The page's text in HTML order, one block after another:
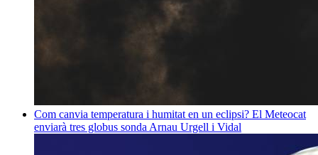
Com canvia temperatura i humitat en un eclipsi? El Meteocat
enviarà tres globus sonda Arnau Urgell i Vidal